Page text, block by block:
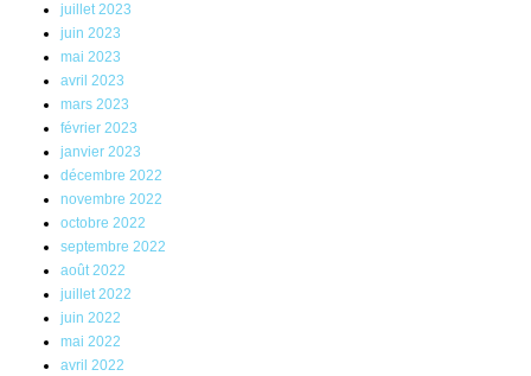
juillet 2023
juin 2023
mai 2023
avril 2023
mars 2023
février 2023
janvier 2023
décembre 2022
novembre 2022
octobre 2022
septembre 2022
août 2022
juillet 2022
juin 2022
mai 2022
avril 2022